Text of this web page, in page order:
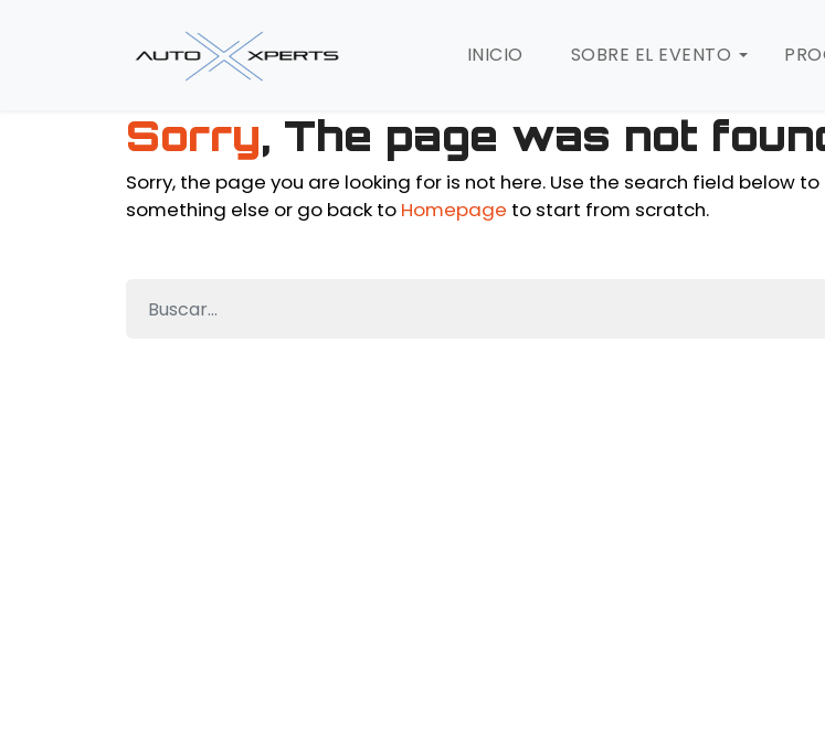
INICIO SOBRE EL EVENTO
Sorry, The page was not
Sorry, the page you are looking for is not here. Use the search field below
something else or go back to Homepage to start from scratch.